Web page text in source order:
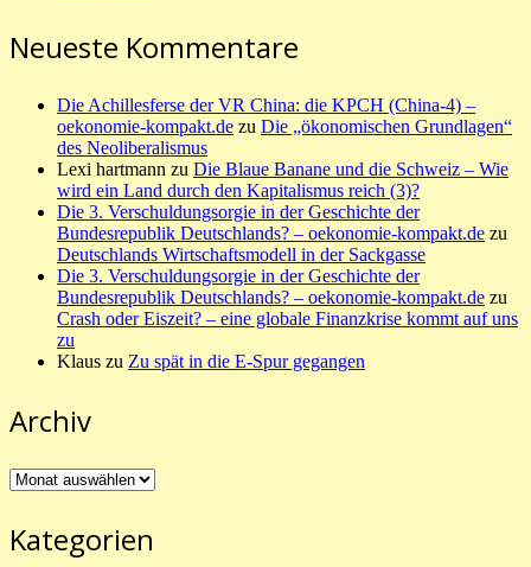
Neueste Kommentare
Die Achillesferse der VR China: die KPCH (China-4) –
oekonomie-kompakt.de zu Die „ökonomischen Grundlagen“
des Neoliberalismus
Lexi hartmann zu Die Blaue Banane und die Schweiz – Wie
wird ein Land durch den Kapitalismus reich (3)?
Die 3. Verschuldungsorgie in der Geschichte der
Bundesrepublik Deutschlands? – oekonomie-kompakt.de zu
Deutschlands Wirtschaftsmodell in der Sackgasse
Die 3. Verschuldungsorgie in der Geschichte der
Bundesrepublik Deutschlands? – oekonomie-kompakt.de zu
Crash oder Eiszeit? – eine globale Finanzkrise kommt auf uns
zu
Klaus zu Zu spät in die E-Spur gegangen
Archiv
Archiv
Kategorien